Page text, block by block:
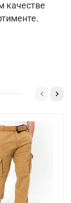
качестве